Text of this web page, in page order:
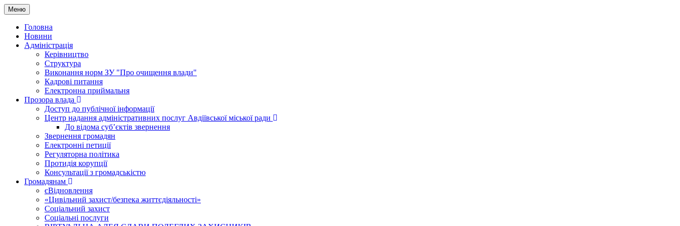
Меню
Головна
Новини
Адміністрація
Керівництво
Структура
Виконання норм ЗУ "Про очищення влади"
Кадрові питання
Електронна приймальня
Прозора влада
Доступ до публічної інформації
Центр надання адміністративних послуг Авдіївської міської ради
До відома суб’єктів звернення
Звернення громадян
Електронні петиції
Регуляторна політика
Протидія корупції
Консультації з громадськістю
Громадянам
єВідновлення
«Цивільний захист/безпека життєдіяльності»
Соціальний захист
Соціальні послуги